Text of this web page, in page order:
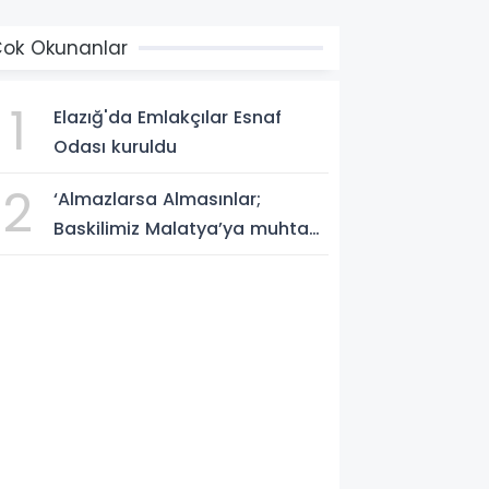
Okunanlar
1
Elazığ'da Emlakçılar Esnaf
Odası kuruldu
2
‘Almazlarsa Almasınlar;
Baskilimiz Malatya’ya muhtaç